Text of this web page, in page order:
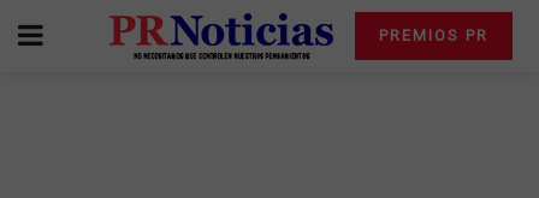
PREMIOS PR